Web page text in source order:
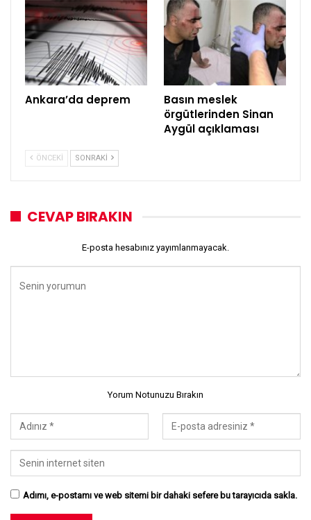
Ankara’da deprem
Basın meslek
örgütlerinden Sinan
Aygül açıklaması
ÖNCEKI SONRAKI
CEVAP BIRAKIN
E-posta hesabınız yayımlanmayacak.
Yorum Notunuzu Bırakın
Adımı, e-postamı ve web sitemi bir dahaki sefere bu tarayıcıda sakla.